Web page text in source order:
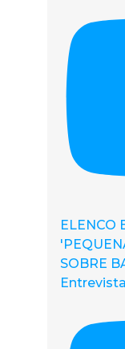
ELENCO
SOBRE
Entrevista